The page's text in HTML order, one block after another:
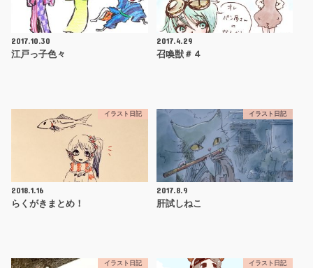
2017.10.30
江戸っ子色々
2017.4.29
召喚獣＃４
イラスト日記
2018.1.16
らくがきまとめ！
イラスト日記
2017.8.9
肝試しねこ
イラスト日記 イラスト日記